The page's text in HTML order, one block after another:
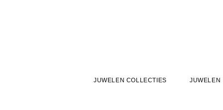
JUWELEN COLLECTIES JUWELEN